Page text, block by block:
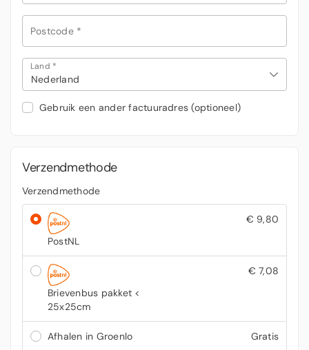
Postcode *
Land *
Nederland
Gebruik een ander factuuradres(optioneel)
Verzendmethode
Verzendmethode
PostNL
€ 9,80
Brievenbus pakket <
25x25cm
€ 7,08
Afhalen in Groenlo Gratis